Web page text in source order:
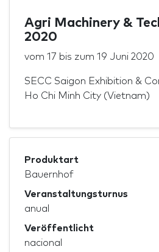
Agri Machinery &
2020
vom 17 bis zum 19 Juni 2020
SECC Saigon Exhibition &
Ho Chi Minh City (Vietnam)
Produktart
Bauernhof
Veranstaltungsturnus
anual
Veröffentlicht
nacional